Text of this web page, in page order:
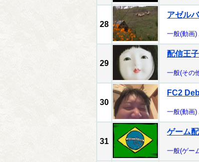
28
アゼル
一般(動画)
29
配信王
一般(その
30
FC2
一般(動画)
31
ゲーム
一般(ゲー